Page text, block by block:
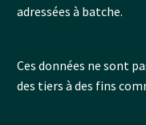
adressées à batche.
Ces données ne sont
des tiers à des fins